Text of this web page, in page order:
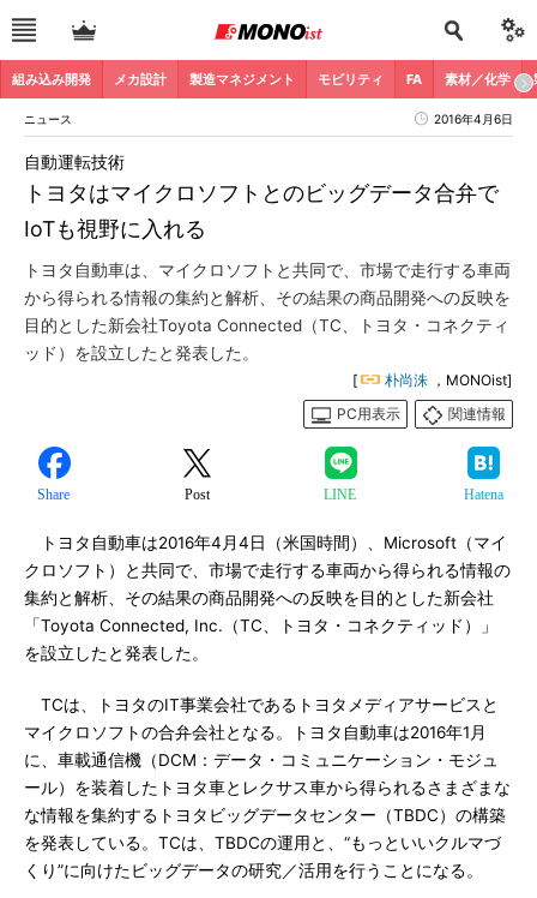
組み込み開発 メカ設計 製造マネジメント モビリティ FA 素材／化学
ニュース 2016年4月6日
トヨタはマイクロソフトとのビッグデータ合弁で
IoTも視野に入れる
自動運転技術
トヨタ自動車は、マイクロソフトと共同で、市場で走行する車両
から得られる情報の集約と解析、その結果の商品開発への反映を
目的とした新会社Toyota Connected（TC、トヨタ・コネクティ
ッド）を設立したと発表した。
[ 朴尚洙 ，MONOist]
PC用表示
関連情報
Share Post LINE Hatena
トヨタ自動車は2016年4月4日（米国時間）、Microsoft（マイ
クロソフト）と共同で、市場で走行する車両から得られる情報の
集約と解析、その結果の商品開発への反映を目的とした新会社
「Toyota Connected, Inc.（TC、トヨタ・コネクティッド）」
を設立したと発表した。
TCは、トヨタのIT事業会社であるトヨタメディアサービスと
マイクロソフトの合弁会社となる。トヨタ自動車は2016年1月
に、車載通信機（DCM：データ・コミュニケーション・モジュ
ール）を装着したトヨタ車とレクサス車から得られるさまざまな
な情報を集約するトヨタビッグデータセンター（TBDC）の構築
を発表している。TCは、TBDCの運用と、“もっといいクルマづ
くり”に向けたビッグデータの研究／活用を行うことになる。